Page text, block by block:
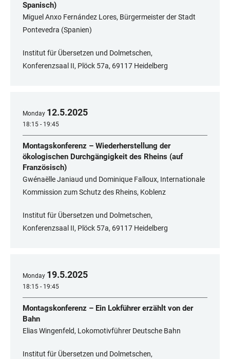
Spanisch)
Miguel Anxo Fernández Lores, Bürgermeister der Stadt
Pontevedra (Spanien)
Institut für Übersetzen und Dolmetschen,
Konferenzsaal II, Plöck 57a, 69117 Heidelberg
Monday 12.5.2025
18:15 - 19:45
Montagskonferenz – Wiederherstellung der
ökologischen Durchgängigkeit des Rheins (auf
Französisch)
Gwénaëlle Janiaud und Dominique Falloux, Internationale
Kommission zum Schutz des Rheins, Koblenz
Institut für Übersetzen und Dolmetschen,
Konferenzsaal II, Plöck 57a, 69117 Heidelberg
Monday 19.5.2025
18:15 - 19:45
Montagskonferenz – Ein Lokführer erzählt von der
Bahn
Elias Wingenfeld, Lokomotivführer Deutsche Bahn
Institut für Übersetzen und Dolmetschen,